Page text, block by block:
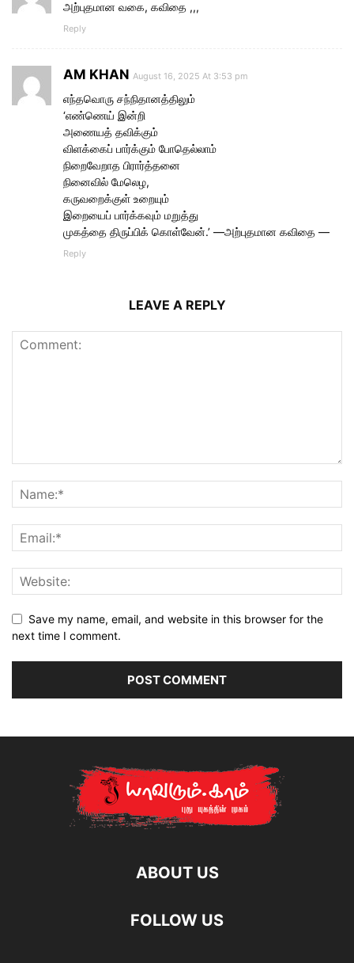
அற்புதமான வகை, கவிதை ,,,
Reply
AM KHAN August 16, 2025 At 3:53 pm
எந்தவொரு சந்நிதானத்திலும்
‘எண்ணெய் இன்றி
அணையத் தவிக்கும்
விளக்கைப் பார்க்கும் போதெல்லாம்
நிறைவேறாத பிரார்த்தனை
நினைவில் மேலெழ,
கருவறைக்குள் உறையும்
இறையைப் பார்க்கவும் மறுத்து
முகத்தை திருப்பிக் கொள்வேன்.’ —அற்புதமான கவிதை —
Reply
LEAVE A REPLY
Save my name, email, and website in this browser for the
next time I comment.
ABOUT US
FOLLOW US